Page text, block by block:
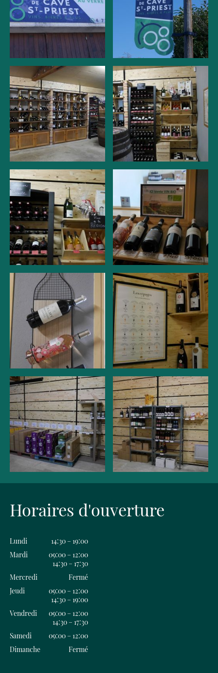
Horaires d'ouverture
Lundi
14:30 – 19:00
Mardi
09:00 – 12:00
14:30 – 17:30
Mercredi
Fermé
Jeudi
09:00 – 12:00
14:30 – 19:00
Vendredi
09:00 – 12:00
14:30 – 17:30
Samedi
09:00 – 12:00
Dimanche
Fermé